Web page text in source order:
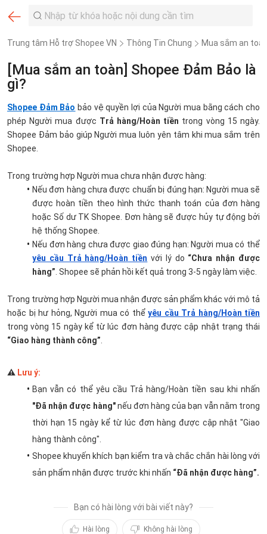
Trung tâm Hỗ trợ Shopee VN Thông Tin Chung Mua sắm an
[Mua sắm an toàn] Shopee Đảm Bảo là
gì?
Shopee Đảm Bảo bảo vệ quyền lợi của Người mua bằng cách cho
phép Người mua được Trả hàng/Hoàn tiền trong vòng 15 ngày.
Shopee Đảm bảo giúp Người mua luôn yên tâm khi mua sắm trên
Shopee.
Trong trường hợp Người mua chưa nhận được hàng:
Nếu đơn hàng chưa được chuẩn bị đúng hạn: Người mua sẽ
được hoàn tiền theo hình thức thanh toán của đơn hàng
hoặc Số dư TK Shopee. Đơn hàng sẽ được hủy tự động bởi
hệ thống Shopee.
yêu cầu Trả hàng/Hoàn tiền với lý do “Chưa nhận được
hàng”. Shopee sẽ phản hồi kết quả trong 3-5 ngày làm việc.
Trong trường hợp Người mua nhận được sản phẩm khác với mô tả
hoặc bị hư hỏng, Người mua có thể yêu cầu Trả hàng/Hoàn tiền
“Giao hàng thành công”.
⚠️ Lưu ý:
"Đã nhận được hàng" nếu đơn hàng của bạn vẫn nằm trong
thời hạn 15 ngày kể từ lúc đơn hàng được cập nhật "Giao
hàng thành công".
Shopee khuyến khích bạn kiểm tra và chắc chắn hài lòng với
sản phẩm nhận được trước khi nhấn “Đã nhận được hàng”.
Bạn có hài lòng với bài viết này?
Hài lòng Không hài lòng